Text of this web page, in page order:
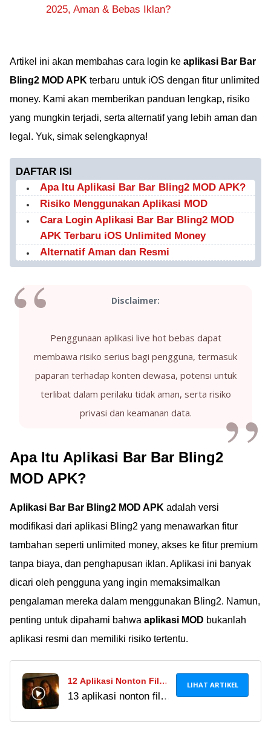
2025, Aman & Bebas Iklan?
Artikel ini akan membahas cara login ke aplikasi Bar Bar
Bling2 MOD APK terbaru untuk iOS dengan fitur unlimited
money. Kami akan memberikan panduan lengkap, risiko
yang mungkin terjadi, serta alternatif yang lebih aman dan
legal. Yuk, simak selengkapnya!
DAFTAR ISI
Apa Itu Aplikasi Bar Bar Bling2 MOD APK?
Risiko Menggunakan Aplikasi MOD
Cara Login Aplikasi Bar Bar Bling2 MOD
APK Terbaru iOS Unlimited Money
Alternatif Aman dan Resmi
Disclaimer:
Penggunaan aplikasi live hot bebas dapat
membawa risiko serius bagi pengguna, termasuk
paparan terhadap konten dewasa, potensi untuk
terlibat dalam perilaku tidak aman, serta risiko
privasi dan keamanan data.
Apa Itu Aplikasi Bar Bar Bling2
MOD APK?
Aplikasi Bar Bar Bling2 MOD APK adalah versi
modifikasi dari aplikasi Bling2 yang menawarkan fitur
tambahan seperti unlimited money, akses ke fitur premium
tanpa biaya, dan penghapusan iklan. Aplikasi ini banyak
dicari oleh pengguna yang ingin memaksimalkan
pengalaman mereka dalam menggunakan Bling2. Namun,
penting untuk dipahami bahwa aplikasi MOD bukanlah
aplikasi resmi dan memiliki risiko tertentu.
12 Aplikasi Nonton Film
Gratis yang Aman dan
13 aplikasi nonton film
LIHAT ARTIKEL